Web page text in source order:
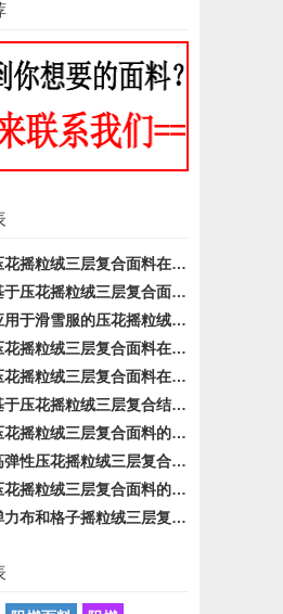
层复合面料在冬季户外服装中的保暖性能优化研究
粒绒三层复合面料的高透气防风运动服饰开发
的压花摇粒绒三层复合面料抗撕裂与耐磨性提升技术
三层复合面料在户外风衣和夹克中的应用与性能
层复合面料在户外运动服饰中的保暖与透气性能研究
粒绒三层复合结构的功能性家居纺织品开发与应用
三层复合面料的抗起球性与耐磨性优化技术分析
摇粒绒三层复合面料在冬季童装设计中的应用实践
层复合面料的热湿舒适性与层间结合强度协同提升工艺
粒绒三层复合面料在修身户外夹克中的弹性与保暖协同设计